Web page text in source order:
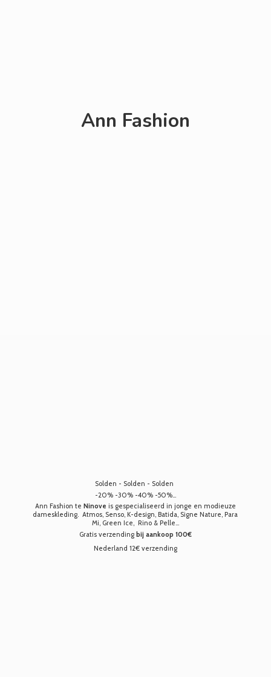
Ann Fashion
Solden - Solden - Solden
-20% -30% -40% -50%...
Ann Fashion te Ninove is gespecialiseerd in jonge en modieuze
dameskleding. Atmos, Senso, K-design, Batida, Signe Nature, Para
Mi, Green Ice, Rino & Pelle...
Gratis verzending bij aankoop 100€
Nederland 12€ verzending